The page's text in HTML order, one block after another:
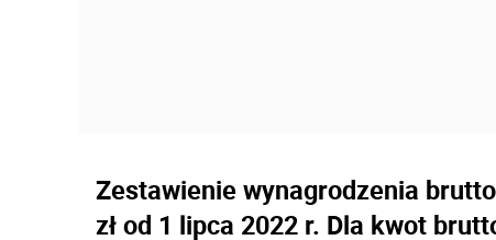
Zestawienie wynagrodzenia
zł od 1 lipca 2022 r. Dla kwot